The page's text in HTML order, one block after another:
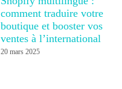
comment traduire votre
boutique et booster vos
ventes à l’international
20 mars 2025